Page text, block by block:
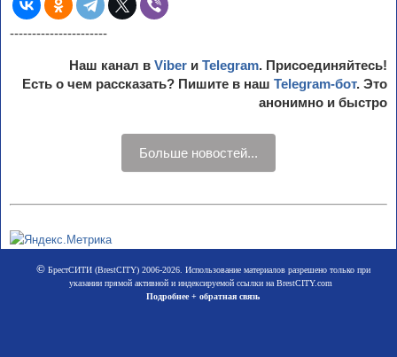
----------------------
Наш канал в Viber и Telegram. Присоединяйтесь!
Есть о чем рассказать? Пишите в наш Telegram-бот. Это
анонимно и быстро
Больше новостей...
©БрестСИТИ (BrestCITY) 2006-2026. Использование материалов разрешено только при
указании прямой активной и индексируемой ссылки на BrestCITY.com
Подробнее + обратная связь